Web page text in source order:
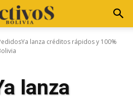
lanza créditos rápidos y 100%
lanza